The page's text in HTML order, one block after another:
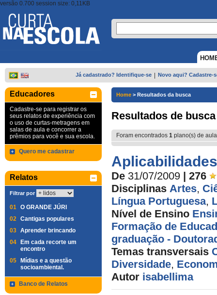
versão 0.700 session size: 0,11KB
Já cadastrado? Identifique-se Novo aqui? Cadastre-
Educadores
Cadastre-se para registrar os
seus relatos de experiência com
o uso de curtas-metragens em
salas de aula e concorrer a
prêmios para você e sua escola.
Quero me cadastrar
Relatos
Filtrar por
01 O GRANDE JÚRI
02 Cantigas populares
03 Aprender brincando
04
Em cada recorte um
encontro
05
Mídias e a questão
socioambiental.
Banco de Relatos
Home > Resultados da busca
Resultados de busca
Foram encontrados 1 plano(s) de
De 31/07/2009 | 276
Disciplinas Artes,
Língua Portuguesa,
Nível de Ensino
Formação de
graduação -
Temas transversais
Diversidade,
Autor isabellima